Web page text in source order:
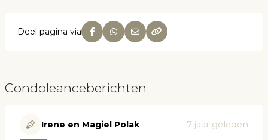
Deel pagina via
Condoleanceberichten
Irene en Magiel Polak 7 jaar geleden